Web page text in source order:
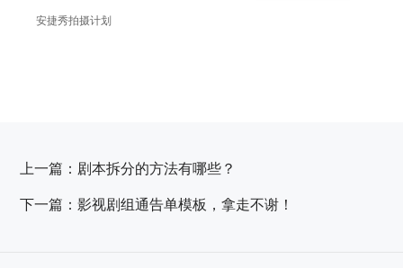
安捷秀拍摄计划
上一篇： 剧本拆分的方法有哪些？
下一篇： 影视剧组通告单模板，拿走不谢！